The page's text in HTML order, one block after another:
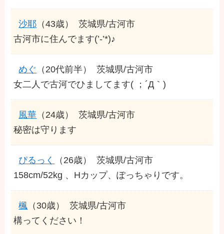
沙耶 （43歳）
茨城県/古河市
古河市に住んでます(’-’*)♪
めぐ （20代前半）
茨城県/古河市
女二人で古河でひましてます( ；´Д｀)
風華 （24歳）
茨城県/古河市
秘密は守ります
ぴるっく （26歳）
茨城県/古河市
158cm/52kg 、Hカップ、ぽっちゃりです。
楓 （30歳）
茨城県/古河市
構ってください！